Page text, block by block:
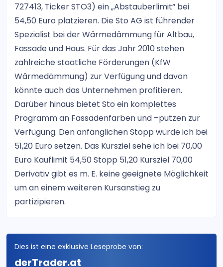
727413, Ticker STO3) ein „Abstauberlimit“ bei
54,50 Euro platzieren. Die Sto AG ist führender
Spezialist bei der Wärmedämmung für Altbau,
Fassade und Haus. Für das Jahr 2010 stehen
zahlreiche staatliche Förderungen (KfW
Wärmedämmung) zur Verfügung und davon
könnte auch das Unternehmen profitieren.
Darüber hinaus bietet Sto ein komplettes
Programm an Fassadenfarben und –putzen zur
Verfügung. Den anfänglichen Stopp würde ich bei
51,20 Euro setzen. Das Kursziel sehe ich bei 70,00
Euro Kauflimit 54,50 Stopp 51,20 Kursziel 70,00
Derivativ gibt es m. E. keine geeignete Möglichkeit
um an einem weiteren Kursanstieg zu
partizipieren.
Dies ist eine exklusive Leseprobe von:
derTrader.at